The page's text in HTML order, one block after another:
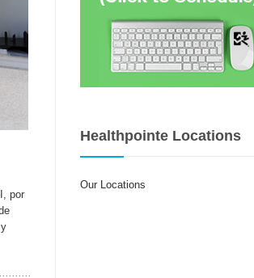
por
Healthpointe Locations
Our Locations